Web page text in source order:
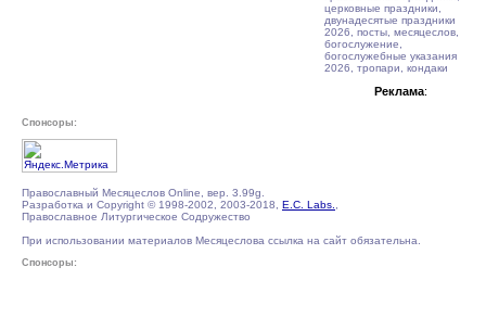
церковные праздники,
двунадесятые праздники
2026, посты, месяцеслов,
богослужение,
богослужебные указания
2026, тропари, кондаки
Реклама:
Спонсоры:
Православный Месяцеслов Online, вер. 3.99g.
Разработка и Copyright © 1998-2002, 2003-2018, E.C. Labs.
Православное Литургическое Содружество
При использовании материалов Месяцеслова ссылка на сайт обязательна.
Спонсоры: